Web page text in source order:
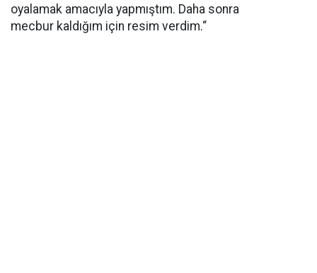
oyalamak amacıyla yapmıştım. Daha sonra
mecbur kaldığım için resim verdim.“